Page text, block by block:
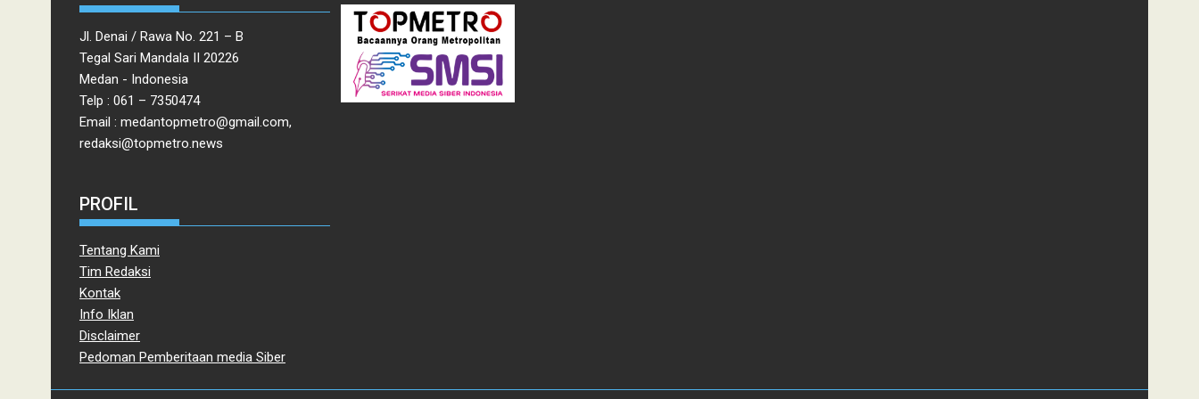
Jl. Denai / Rawa No. 221 – B
Tegal Sari Mandala II 20226
Medan - Indonesia
Telp : 061 – 7350474
Email : medantopmetro@gmail.com,
redaksi@topmetro.news
PROFIL
Tentang Kami
Tim Redaksi
Kontak
Info Iklan
Disclaimer
Pedoman Pemberitaan media Siber